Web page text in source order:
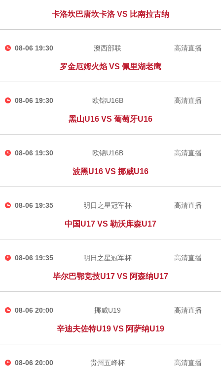
卡洛坎巴唐坎卡洛 VS 比南拉古纳
08-06 19:30 澳西部联
罗金厄姆火焰 VS 佩里湖老鹰
高清直播
08-06 19:30 欧锦U16B
黑山U16 VS 葡萄牙U16
高清直播
08-06 19:30 欧锦U16B
波黑U16 VS 挪威U16
高清直播
08-06 19:35 明日之星冠军杯
中国U17 VS 勒沃库森U17
高清直播
08-06 19:35 明日之星冠军杯
毕尔巴鄂竞技U17 VS 阿森纳U17
高清直播
08-06 20:00 挪威U19
辛迪夫佐特U19 VS 阿萨纳U19
高清直播
08-06 20:00 贵州五峰杯 高清直播